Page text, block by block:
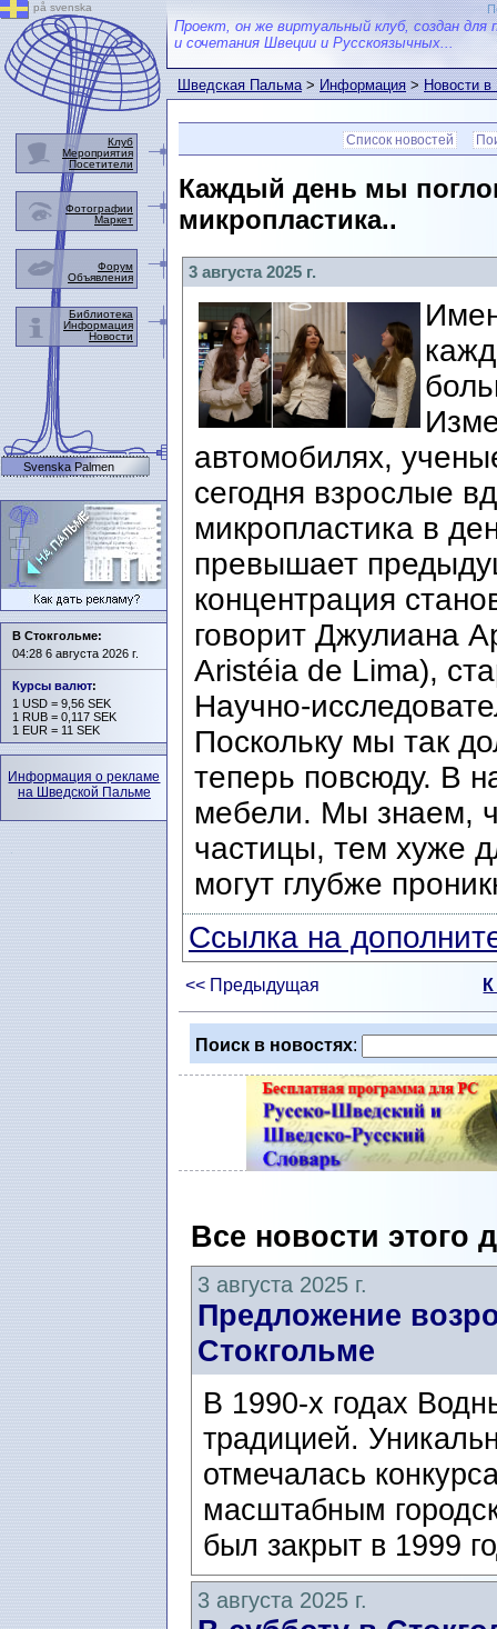
Проект, он же виртуальный клуб, создан для
и сочетания Швеции и Русскоязычных...
Шведская Пальма>Информация>Новости
Список новостей
Каждый день мы
микропластика..
3 августа 2025 г.
автомобилях,
сегодня взрослые
микропластика в
превышает
концентрация
говорит Джулиана
Aristéia de Lima),
Научно-
Поскольку мы так
теперь повсюду. В
мебели. Мы знаем,
частицы, тем хуже
могут глубже
Ссылка на
<< Предыдущая
Поиск в новостях:
Все новости этого
3 августа 2025 г.
Предложение
Стокгольме
В 1990-х годах
традицией.
отмечалась
масштабным
был закрыт в 1999
3 августа 2025 г.
på svenska
Клуб
Мероприятия
Посетители
Фотографии
Маркет
Форум
Объявления
Библиотека
Информация
Новости
Svenska Palmen
В Стокгольме:
04:28 6 августа 2026 г.
Курсы валют:
1 USD = 9,56 SEK
1 RUB = 0,117 SEK
1 EUR = 11 SEK
Информация о рекламе
на Шведской Пальме